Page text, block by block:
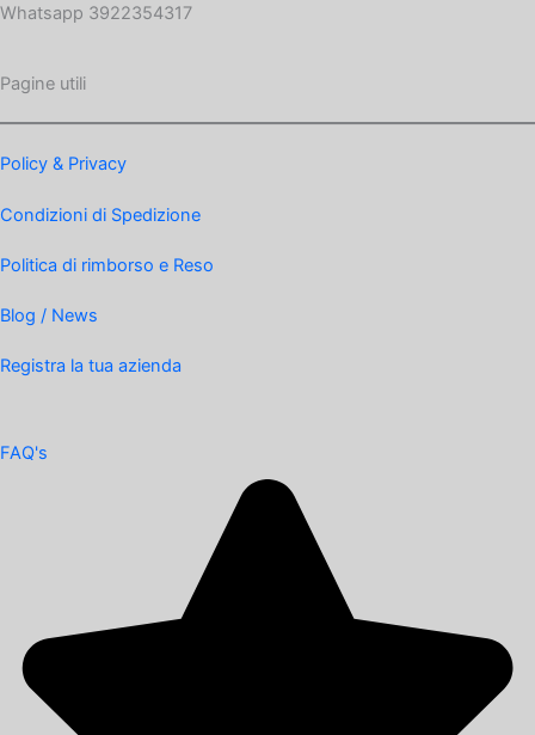
Whatsapp 3922354317
Pagine utili
Policy & Privacy
Condizioni di Spedizione
Politica di rimborso e Reso
Blog / News
Registra la tua azienda
FAQ's